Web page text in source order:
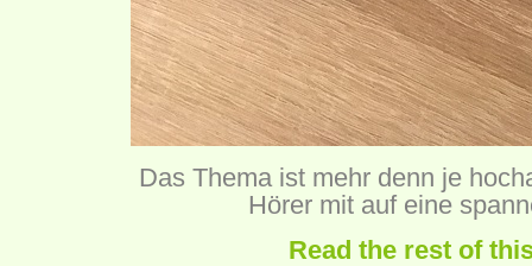
Das Thema ist mehr denn je
Hörer mit auf eine
Read the rest of